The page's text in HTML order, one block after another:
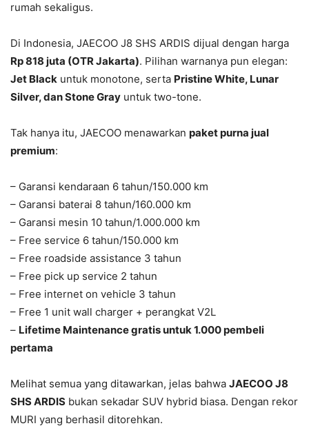
rumah sekaligus.
Di Indonesia, JAECOO J8 SHS ARDIS dijual dengan harga
Rp 818 juta (OTR Jakarta). Pilihan warnanya pun elegan:
Jet Black untuk monotone, serta Pristine White, Lunar
Silver, dan Stone Gray untuk two-tone.
Tak hanya itu, JAECOO menawarkan paket purna jual
premium:
– Garansi kendaraan 6 tahun/150.000 km
– Garansi baterai 8 tahun/160.000 km
– Garansi mesin 10 tahun/1.000.000 km
– Free service 6 tahun/150.000 km
– Free roadside assistance 3 tahun
– Free pick up service 2 tahun
– Free internet on vehicle 3 tahun
– Free 1 unit wall charger + perangkat V2L
– Lifetime Maintenance gratis untuk 1.000 pembeli
pertama
Melihat semua yang ditawarkan, jelas bahwa JAECOO J8
SHS ARDIS bukan sekadar SUV hybrid biasa. Dengan rekor
MURI yang berhasil ditorehkan.